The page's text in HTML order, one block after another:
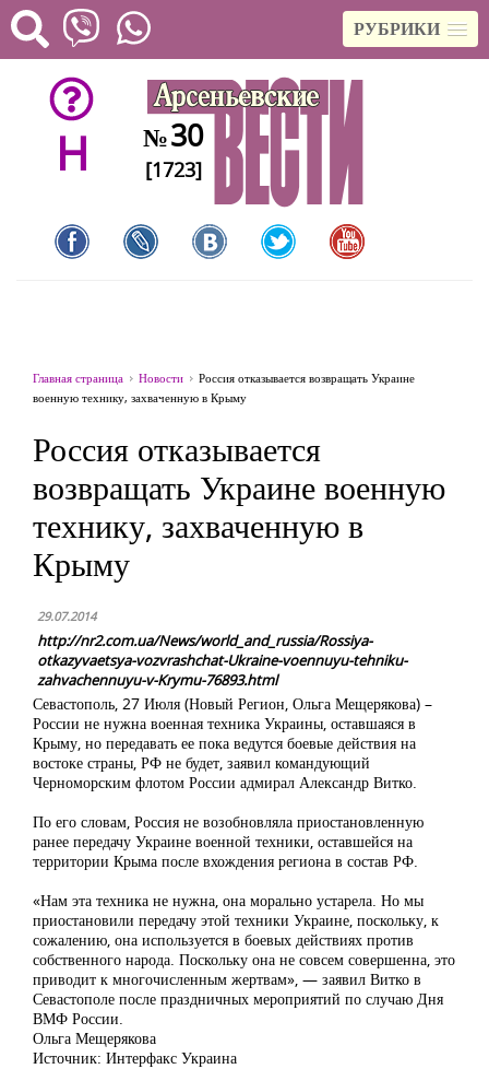
РУБРИКИ
H №30
[1723]
Главная страница Новости
Россия отказывается возвращать Украине
военную технику, захваченную в Крыму
Россия отказывается
возвращать Украине военную
технику, захваченную в
Крыму
29.07.2014
http://nr2.com.ua/News/world_and_russia/Rossiya-
otkazyvaetsya-vozvrashchat-Ukraine-voennuyu-tehniku-
zahvachennuyu-v-Krymu-76893.html
Севастополь, 27 Июля (Новый Регион, Ольга Мещерякова) –
России не нужна военная техника Украины, оставшаяся в
Крыму, но передавать ее пока ведутся боевые действия на
востоке страны, РФ не будет, заявил командующий
Черноморским флотом России адмирал Александр Витко.
По его словам, Россия не возобновляла приостановленную
ранее передачу Украине военной техники, оставшейся на
территории Крыма после вхождения региона в состав РФ.
«Нам эта техника не нужна, она морально устарела. Но мы
приостановили передачу этой техники Украине, поскольку, к
сожалению, она используется в боевых действиях против
собственного народа. Поскольку она не совсем совершенна, это
приводит к многочисленным жертвам», — заявил Витко в
Севастополе после праздничных мероприятий по случаю Дня
ВМФ России.
Ольга Мещерякова
Источник: Интерфакс Украина